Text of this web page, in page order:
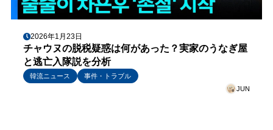
2026年1月23日
チャウヌの脱税疑惑は何があった？実家のうなぎ屋
と逃亡入隊説を分析
韓流ニュース
事件・トラブル
JUN